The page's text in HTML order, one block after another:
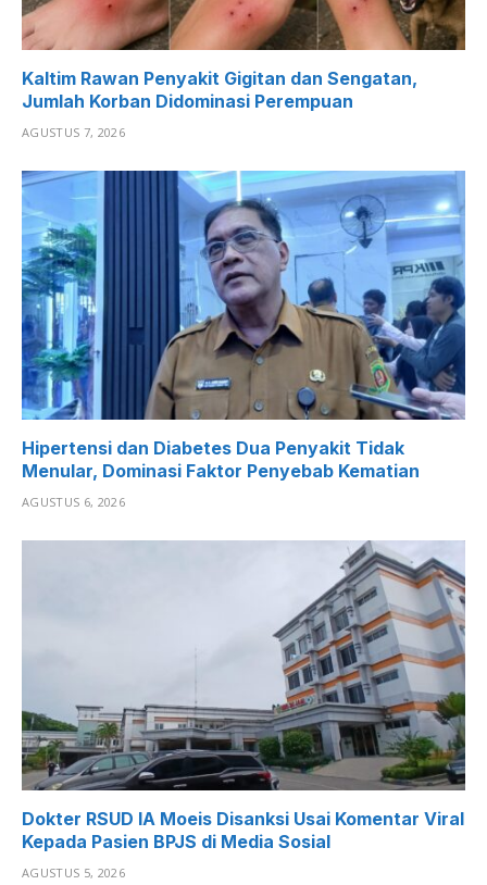
Kaltim Rawan Penyakit Gigitan dan Sengatan,
Jumlah Korban Didominasi Perempuan
AGUSTUS 7, 2026
Hipertensi dan Diabetes Dua Penyakit Tidak
Menular, Dominasi Faktor Penyebab Kematian
AGUSTUS 6, 2026
Dokter RSUD IA Moeis Disanksi Usai Komentar Viral
Kepada Pasien BPJS di Media Sosial
AGUSTUS 5, 2026